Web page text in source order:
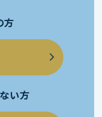
方
い方